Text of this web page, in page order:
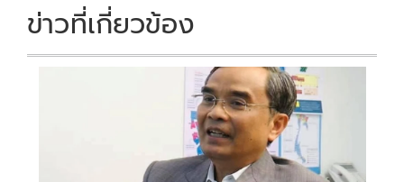
ข่าวที่เกี่ยวข้อง